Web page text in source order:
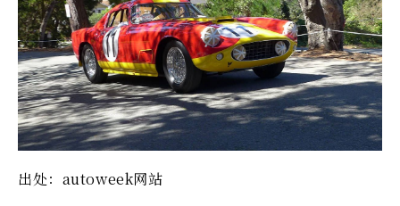
出处：autoweek网站